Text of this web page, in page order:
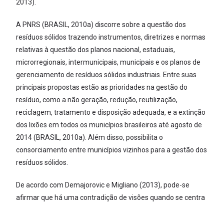
2013).
A PNRS (BRASIL, 2010a) discorre sobre a questão dos
resíduos sólidos trazendo instrumentos, diretrizes e normas
relativas à questão dos planos nacional, estaduais,
microrregionais, intermunicipais, municipais e os planos de
gerenciamento de resíduos sólidos industriais. Entre suas
principais propostas estão as prioridades na gestão do
resíduo, como a não geração, redução, reutilização,
reciclagem, tratamento e disposição adequada, e a extinção
dos lixões em todos os municípios brasileiros até agosto de
2014 (BRASIL, 2010a). Além disso, possibilita o
consorciamento entre municípios vizinhos para a gestão dos
resíduos sólidos.
De acordo com Demajorovic e Migliano (2013), pode-se
afirmar que há uma contradição de visões quando se centra